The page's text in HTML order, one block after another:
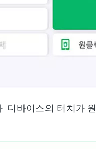
디바이스의 터치가